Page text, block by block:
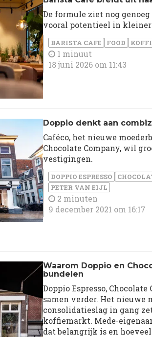
De formule ziet nog
vooral potentieel in
BARISTA CAFE FOOD
1 minuut
18 juni 2026 om 11:43
Doppio denkt aan
Caféco, het nieuwe
Chocolate Company, wil
vestigingen.
DOPPIO ESPRESSO
PETER VAN EIJL
2 minuten
9 december 2021 om 16:17
Waarom Doppio en
bundelen
Doppio Espresso,
samen verder. Het nieuwe
consolidatieslag in gang
koffiemarkt. Mede-
dat belangrijk is en